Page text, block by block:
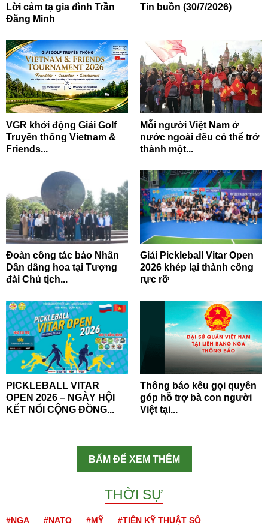
Lời cảm tạ gia đình Trần
Đăng Minh
Tin buồn (30/7/2026)
VGR khởi động Giải Golf
Truyền thống Vietnam &
Friends...
Mỗi người Việt Nam ở
nước ngoài đều có thể trở
thành một...
Đoàn công tác báo Nhân
Dân dâng hoa tại Tượng
đài Chủ tịch...
Giải Pickleball Vitar Open
2026 khép lại thành công
rực rỡ
PICKLEBALL VITAR
OPEN 2026 – NGÀY HỘI
KẾT NỐI CỘNG ĐỒNG...
Thông báo kêu gọi quyên
góp hỗ trợ bà con người
Việt tại...
BẤM ĐỂ XEM THÊM
THỜI SỰ
#NGA #NATO #MỸ #TIỀN KỸ THUẬT SỐ